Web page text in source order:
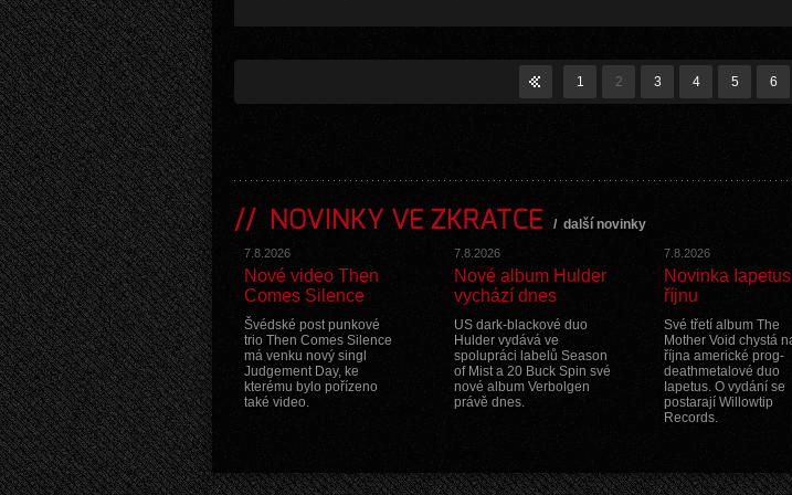
5. Scorn Of My Flesh
6. Gorging Greed
7. To Dust
První vzorekZDE
1 2 3 4 5 6
NOVINKY VE ZKRATCE / další novinky
7.8.2026
Nové video Then
Comes Silence
Švédské post punkové
trio Then Comes Silence
má venku nový singl
Judgement Day, ke
kterému bylo pořízeno
také video.
7.8.2026
Nové album Hulder
vychází dnes
US dark-blackové duo
Hulder vydává ve
spolupráci labelů Season
of Mist a 20 Buck Spin své
nové album Verbolgen
právě dnes.
7.8.2026
Novinka
říjnu
Své třetí album The
Mother Void chystá
října americké prog-
deathmetalové duo
Iapetus. O vydání se
postarají Willowtip
Records.